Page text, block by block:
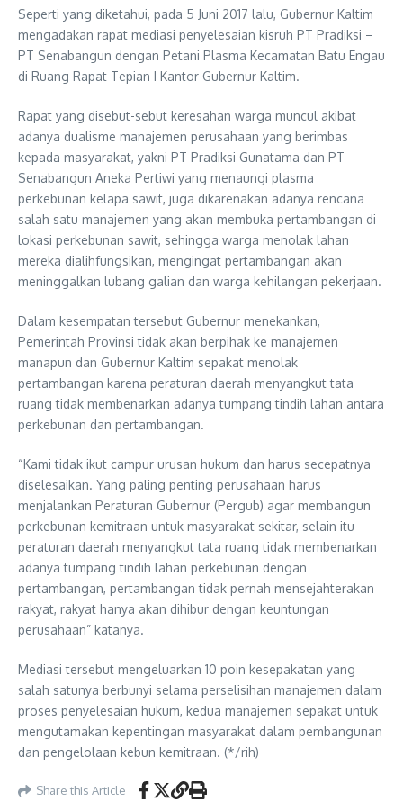
Seperti yang diketahui, pada 5 Juni 2017 lalu, Gubernur Kaltim
mengadakan rapat mediasi penyelesaian kisruh PT Pradiksi –
PT Senabangun dengan Petani Plasma Kecamatan Batu Engau
di Ruang Rapat Tepian I Kantor Gubernur Kaltim.
Rapat yang disebut-sebut keresahan warga muncul akibat
adanya dualisme manajemen perusahaan yang berimbas
kepada masyarakat, yakni PT Pradiksi Gunatama dan PT
Senabangun Aneka Pertiwi yang menaungi plasma
perkebunan kelapa sawit, juga dikarenakan adanya rencana
salah satu manajemen yang akan membuka pertambangan di
lokasi perkebunan sawit, sehingga warga menolak lahan
mereka dialihfungsikan, mengingat pertambangan akan
meninggalkan lubang galian dan warga kehilangan pekerjaan.
Dalam kesempatan tersebut Gubernur menekankan,
Pemerintah Provinsi tidak akan berpihak ke manajemen
manapun dan Gubernur Kaltim sepakat menolak
pertambangan karena peraturan daerah menyangkut tata
ruang tidak membenarkan adanya tumpang tindih lahan antara
perkebunan dan pertambangan.
“Kami tidak ikut campur urusan hukum dan harus secepatnya
diselesaikan. Yang paling penting perusahaan harus
menjalankan Peraturan Gubernur (Pergub) agar membangun
perkebunan kemitraan untuk masyarakat sekitar, selain itu
peraturan daerah menyangkut tata ruang tidak membenarkan
adanya tumpang tindih lahan perkebunan dengan
pertambangan, pertambangan tidak pernah mensejahterakan
rakyat, rakyat hanya akan dihibur dengan keuntungan
perusahaan” katanya.
Mediasi tersebut mengeluarkan 10 poin kesepakatan yang
salah satunya berbunyi selama perselisihan manajemen dalam
proses penyelesaian hukum, kedua manajemen sepakat untuk
mengutamakan kepentingan masyarakat dalam pembangunan
dan pengelolaan kebun kemitraan. (*/rih)
Share this Article